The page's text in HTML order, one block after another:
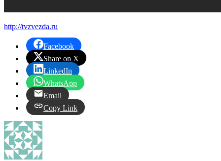
http://tvzvezda.ru
Facebook
Share on X
LinkedIn
WhatsApp
Email
Copy Link